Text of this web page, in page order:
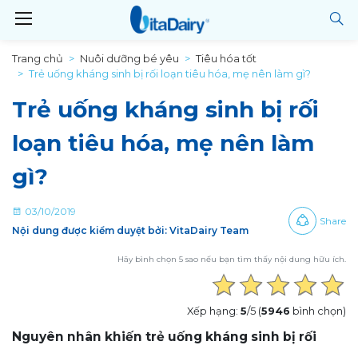
Trang chủ Nuôi dưỡng bé yêu
Tiêu hóa tốt
Trẻ uống kháng sinh bị rối loạn tiêu hóa, mẹ nên làm gì?
Trẻ uống kháng sinh bị rối
loạn tiêu hóa, mẹ nên làm
gì?
03/10/2019
Nội dung được kiểm duyệt bởi: VitaDairy Team
Share
Hãy bình chọn 5 sao nếu bạn tìm thấy nội dung hữu ích.
Xếp hạng: 5/5 (5946 bình chọn)
Nguyên nhân khiến trẻ uống kháng sinh bị rối